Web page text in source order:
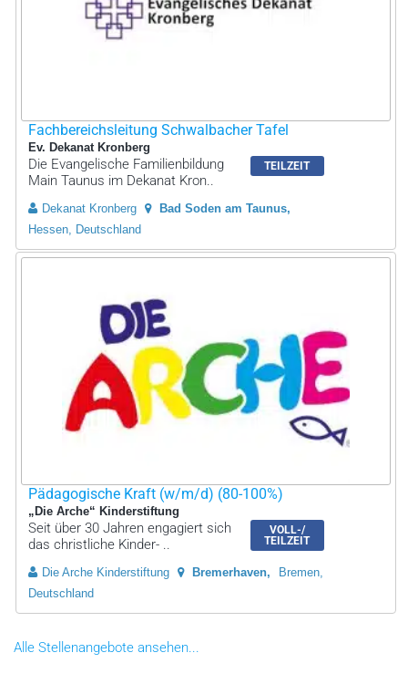
Fachbereichsleitung Schwalbacher Tafel
Ev. Dekanat Kronberg
TEILZEIT
Die Evangelische Familienbildung
Main Taunus im Dekanat Kron..
Dekanat Kronberg
Bad Soden am Taunus
Hessen, Deutschland
Pädagogische Kraft (w/m/d) (80-100%)
„Die Arche“ Kinderstiftung
VOLL-/
TEILZEIT
Seit über 30 Jahren engagiert sich
das christliche Kinder- ..
Die Arche Kinderstiftung Bremerhaven
Bremen,
Deutschland
Alle Stellenangebote ansehen...